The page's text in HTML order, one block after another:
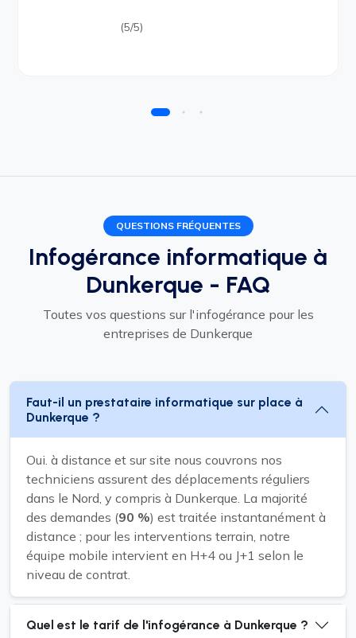
(5/5)
QUESTIONS FRÉQUENTES
Infogérance informatique à
Dunkerque - FAQ
Toutes vos questions sur l'infogérance pour les
entreprises de Dunkerque
Faut-il un prestataire informatique sur place à
Dunkerque ?
Oui. à distance et sur site nous couvrons nos
techniciens assurent des déplacements réguliers
dans le Nord, y compris à Dunkerque. La majorité
des demandes (90 %) est traitée instantanément à
distance ; pour les interventions terrain, notre
équipe mobile intervient en H+4 ou J+1 selon le
niveau de contrat.
Quel est le tarif de l'infogérance à Dunkerque ?